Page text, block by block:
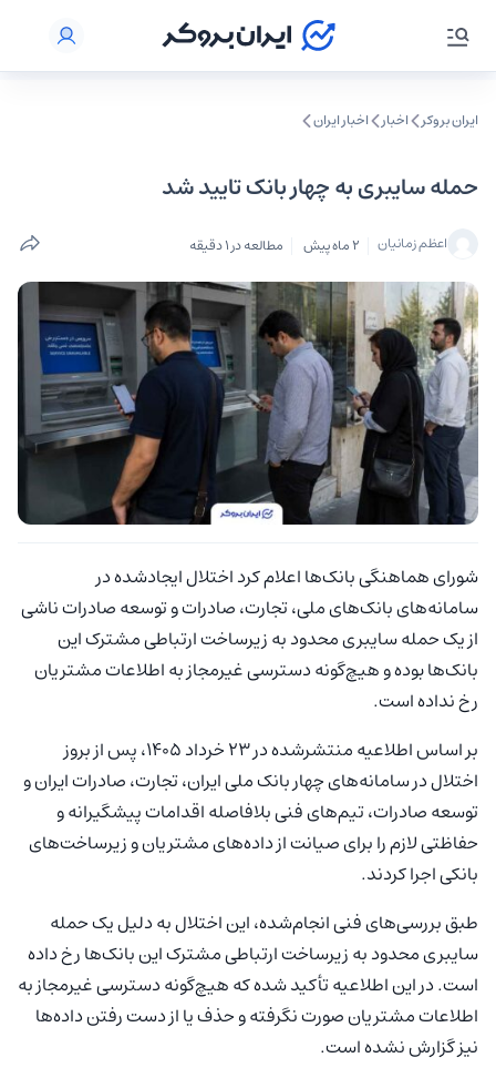
ایران بروکر اخبار اخبار ایران
حمله سایبری به چهار بانک تایید شد
اعظم زمانیان 2 ماه پیش مطالعه در 1 دقیقه
شورای هماهنگی بانک‌ها اعلام کرد اختلال ایجادشده در
سامانه‌های بانک‌های ملی، تجارت، صادرات و توسعه صادرات ناشی
از یک حمله سایبری محدود به زیرساخت ارتباطی مشترک این
بانک‌ها بوده و هیچ‌گونه دسترسی غیرمجاز به اطلاعات مشتریان
رخ نداده است.
بر اساس اطلاعیه منتشرشده در ۲۳ خرداد ۱۴۰۵، پس از بروز
اختلال در سامانه‌های چهار بانک ملی ایران، تجارت، صادرات ایران و
توسعه صادرات، تیم‌های فنی بلافاصله اقدامات پیشگیرانه و
حفاظتی لازم را برای صیانت از داده‌های مشتریان و زیرساخت‌های
بانکی اجرا کردند.
طبق بررسی‌های فنی انجام‌شده، این اختلال به دلیل یک حمله
سایبری محدود به زیرساخت ارتباطی مشترک این بانک‌ها رخ داده
است. در این اطلاعیه تأکید شده که هیچ‌گونه دسترسی غیرمجاز به
اطلاعات مشتریان صورت نگرفته و حذف یا از دست رفتن داده‌ها
نیز گزارش نشده است.